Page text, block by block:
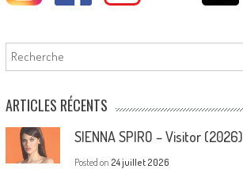
Rechercher
ARTICLES RÉCENTS
SIENNA SPIRO – Visitor (2026)
Posted on 24 juillet 2026